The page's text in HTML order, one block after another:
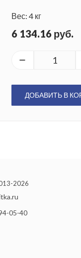
Вес: 4 кг
6 134.16 руб.
ДОБАВИТЬ В
2026
05-40